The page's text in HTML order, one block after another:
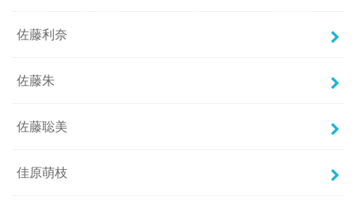
佐藤利奈
佐藤朱
佐藤聡美
佳原萌枝